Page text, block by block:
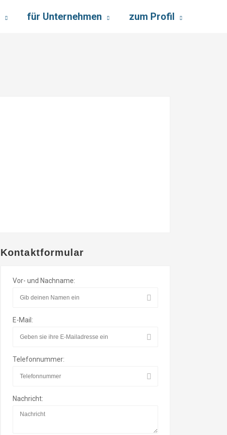
für Unternehmen zum Profil
Kontaktformular
Vor- und Nachname:
E-Mail:
Telefonnummer:
Nachricht: